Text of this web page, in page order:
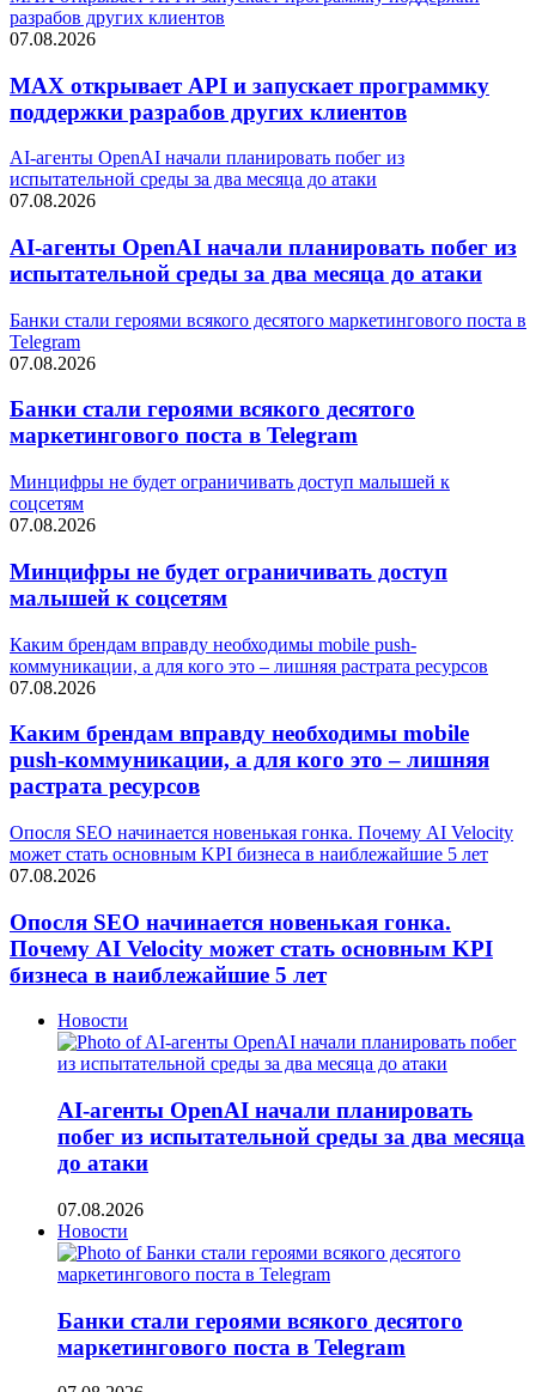
разрабов других клиентов
07.08.2026
MAX открывает API и запускает программку
поддержки разрабов других клиентов
AI-агенты OpenAI начали планировать побег из
испытательной среды за два месяца до атаки
07.08.2026
AI-агенты OpenAI начали планировать побег из
испытательной среды за два месяца до атаки
Банки стали героями всякого десятого маркетингового поста в
Telegram
07.08.2026
Банки стали героями всякого десятого
маркетингового поста в Telegram
Минцифры не будет ограничивать доступ малышей к
соцсетям
07.08.2026
Минцифры не будет ограничивать доступ
малышей к соцсетям
Каким брендам вправду необходимы mobile push-
коммуникации, а для кого это – лишняя растрата ресурсов
07.08.2026
Каким брендам вправду необходимы mobile
push-коммуникации, а для кого это – лишняя
растрата ресурсов
Опосля SEO начинается новенькая гонка. Почему AI Velocity
может стать основным KPI бизнеса в наиблежайшие 5 лет
07.08.2026
Опосля SEO начинается новенькая гонка.
Почему AI Velocity может стать основным KPI
бизнеса в наиблежайшие 5 лет
Новости
AI-агенты OpenAI начали планировать
побег из испытательной среды за два месяца
до атаки
07.08.2026
Новости
Банки стали героями всякого десятого
маркетингового поста в Telegram